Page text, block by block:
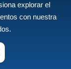
explorar el
con nuestra